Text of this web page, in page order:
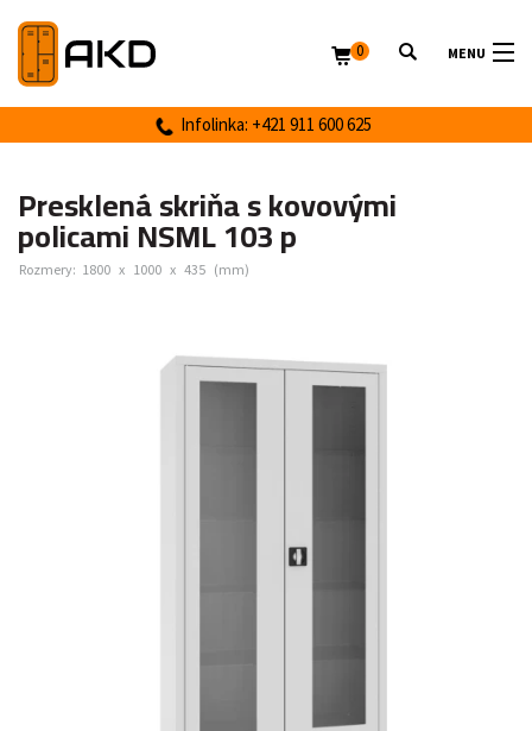
MENU
Infolinka: +421 911 600 625
0
Presklená skriňa s kovovými
policami NSML 103 p
Rozmery: 1800 x 1000 x 435 (mm)